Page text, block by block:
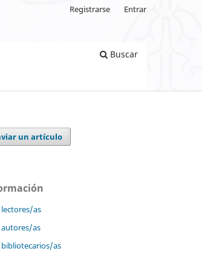
Buscar
Registrarse Entrar
un artículo
lectores/as
autores/as
bibliotecarios/as